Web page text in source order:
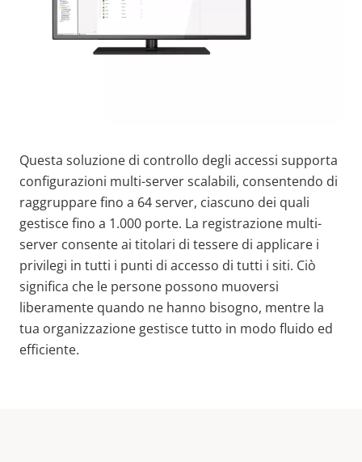
Questa soluzione di controllo degli accessi supporta
configurazioni multi-server scalabili, consentendo di
raggruppare fino a 64 server, ciascuno dei quali
gestisce fino a 1.000 porte. La registrazione multi-
server consente ai titolari di tessere di applicare i
privilegi in tutti i punti di accesso di tutti i siti. Ciò
significa che le persone possono muoversi
liberamente quando ne hanno bisogno, mentre la
tua organizzazione gestisce tutto in modo fluido ed
efficiente.